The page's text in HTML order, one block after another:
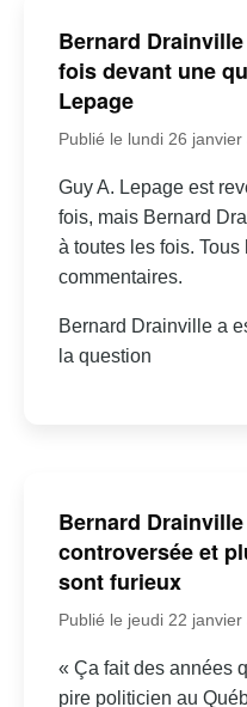
Bernard
fois devant une
Lepage
Publié le lundi 26 janvier
Guy A. Lepage est
fois, mais Bernard
à toutes les fois.
commentaires.
Bernard Drainville a
la question
Bernard
controversée et
sont furieux
Publié le jeudi 22
« Ça fait des années
pire politicien au